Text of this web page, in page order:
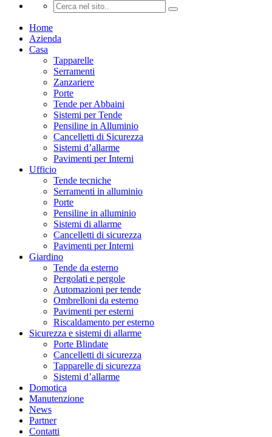
Home
Azienda
Casa
Tapparelle
Serramenti
Zanzariere
Porte
Tende per Abbaini
Sistemi per Tende
Pensiline in Alluminio
Cancelletti di Sicurezza
Sistemi d’allarme
Pavimenti per Interni
Ufficio
Tende tecniche
Serramenti in alluminio
Porte
Pensiline in alluminio
Sistemi di allarme
Cancelletti di sicurezza
Pavimenti per Interni
Giardino
Tende da esterno
Pergolati e pergole
Automazioni per tende
Ombrelloni da esterno
Pavimenti per esterni
Riscaldamento per esterno
Sicurezza e sistemi di allarme
Porte Blindate
Cancelletti di sicurezza
Tapparelle di sicurezza
Sistemi d’allarme
Domotica
Manutenzione
News
Partner
Contatti